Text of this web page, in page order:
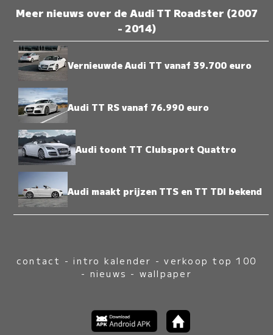
Meer nieuws over de Audi TT Roadster (2007
- 2014)
Vernieuwde Audi TT vanaf 39.700 euro
Audi TT RS vanaf 76.990 euro
Audi toont TT Clubsport Quattro
Audi maakt prijzen TTS en TT TDI bekend
contact -intro kalender -verkoop top 100
- nieuws - wallpaper